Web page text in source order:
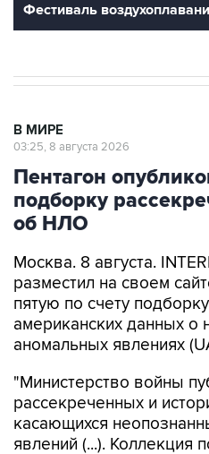
Фестиваль
В МИРЕ
03:25, 8 августа 2026
Пентагон
подборку
об НЛО
Москва. 8 августа.
разместил на своем
пятую по счету
американских данных о
аномальных явлениях
"Министерство войны
рассекреченных и
касающихся
явлений (...). Коллекция